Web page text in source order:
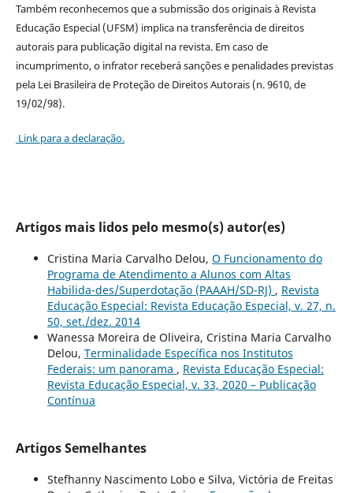
Também reconhecemos que a submissão dos originais à Revista
Educação Especial (UFSM) implica na transferência de direitos
autorais para publicação digital na revista. Em caso de
incumprimento, o infrator receberá sanções e penalidades previstas
pela Lei Brasileira de Proteção de Direitos Autorais (n. 9610, de
19/02/98).
Link para a declaração.
Artigos mais lidos pelo mesmo(s) autor(es)
Cristina Maria Carvalho Delou, O Funcionamento do
Programa de Atendimento a Alunos com Altas
Habilida-des/Superdotação (PAAAH/SD-RJ) , Revista
Educação Especial: Revista Educação Especial, v. 27, n.
50, set./dez. 2014
Wanessa Moreira de Oliveira, Cristina Maria Carvalho
Delou, Terminalidade Específica nos Institutos
Federais: um panorama , Revista Educação Especial:
Revista Educação Especial, v. 33, 2020 – Publicação
Contínua
Artigos Semelhantes
Stefhanny Nascimento Lobo e Silva, Victória de Freitas